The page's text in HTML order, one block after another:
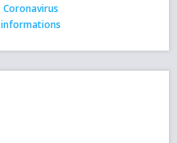
Coronavirus
informations